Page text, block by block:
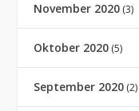
November 2020 (3)
Oktober 2020 (5)
September 2020 (2)